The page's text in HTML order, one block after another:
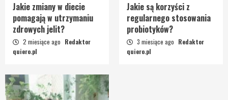
Jakie zmiany w diecie
pomagają w utrzymaniu
zdrowych jelit?
2 miesiące ago Redaktor
quiero.pl
Jakie są korzyści z
regularnego stosowania
probiotyków?
3 miesiące ago Redaktor
quiero.pl